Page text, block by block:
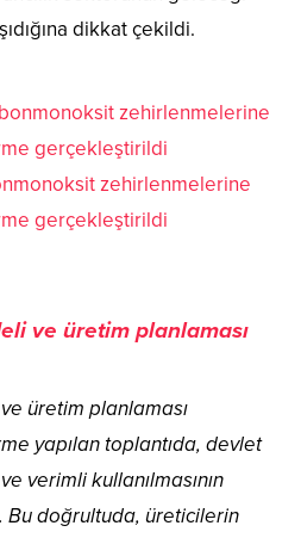
dikkat çekildi.
zehirlenmelerine
gerçekleştirildi
ve üretim planlaması
üretim planlaması
yapılan toplantıda, devlet
verimli kullanılmasının
doğrultuda, üreticilerin